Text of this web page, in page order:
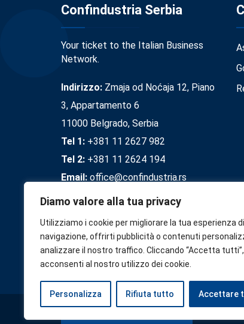
Diamo valore alla tua privacy
Utilizziamo i cookie per migliorare la tua esperienza di
navigazione, offrirti pubblicità o contenuti
analizzare il nostro traffico. Cliccando “Accetta tutti”,
acconsenti al nostro utilizzo dei cookie.
Personalizza Rifiuta tutto Accettare
Confindustria Serbia
Your ticket to the Italian Business
Network.
Indirizzo: Zmaja od Noćaja 12, Piano
3, Appartamento 6
11000 Belgrado, Serbia
Tel 1: +381 11 2627 982
Tel 2: +381 11 2624 194
Email: office@confindustria.rs